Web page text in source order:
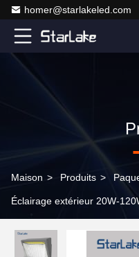
homer@starlakeled.com
Maison > Produits >
Éclairage extérieur 20W-